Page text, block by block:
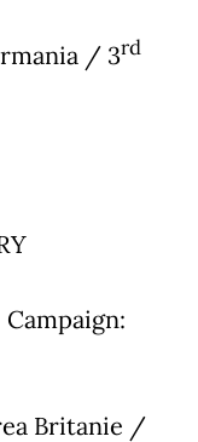
/ 3rd
Britanie /